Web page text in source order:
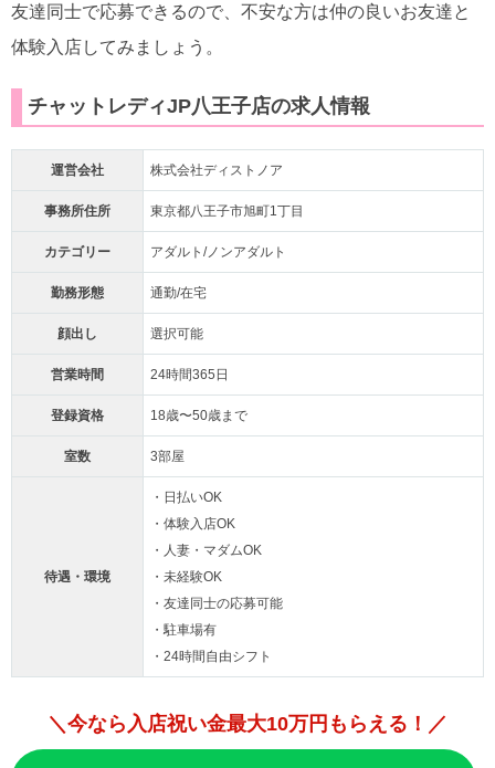
友達同士で応募できるので、不安な方は仲の良いお友達と
体験入店してみましょう。
チャットレディJP八王子店の求人情報
運営会社 株式会社ディストノア
事務所住所 東京都八王子市旭町1丁目
カテゴリー アダルト/ノンアダルト
勤務形態 通勤/在宅
顔出し 選択可能
営業時間 24時間365日
登録資格 18歳〜50歳まで
室数 3部屋
待遇・環境
・日払いOK
・体験入店OK
・人妻・マダムOK
・未経験OK
・友達同士の応募可能
・駐車場有
・24時間自由シフト
＼今なら入店祝い金最大10万円もらえる！／